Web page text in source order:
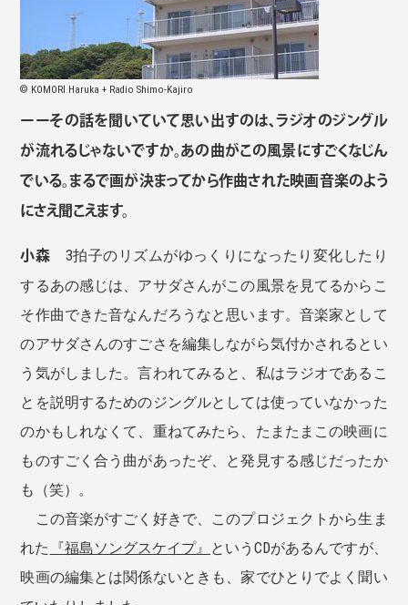
© KOMORI Haruka + Radio Shimo-Kajiro
ーーその話を聞いていて思い出すのは、ラジオのジングル
が流れるじゃないですか。あの曲がこの風景にすごくなじん
でいる。まるで画が決まってから作曲された映画音楽のよう
にさえ聞こえます。
小森 3拍子のリズムがゆっくりになったり変化したり
するあの感じは、アサダさんがこの風景を見てるからこ
そ作曲できた音なんだろうなと思います。音楽家として
のアサダさんのすごさを編集しながら気付かされるとい
う気がしました。言われてみると、私はラジオであるこ
とを説明するためのジングルとしては使っていなかった
のかもしれなくて、重ねてみたら、たまたまこの映画に
ものすごく合う曲があったぞ、と発見する感じだったか
も（笑）。
この音楽がすごく好きで、このプロジェクトから生ま
れた
『福島ソングスケイプ』 というCDがあるんですが、
映画の編集とは関係ないときも、家でひとりでよく聞い